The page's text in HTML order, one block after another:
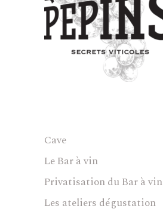
Cave
Le Bar à vin
Privatisation du Bar à vin
Les ateliers dégustation